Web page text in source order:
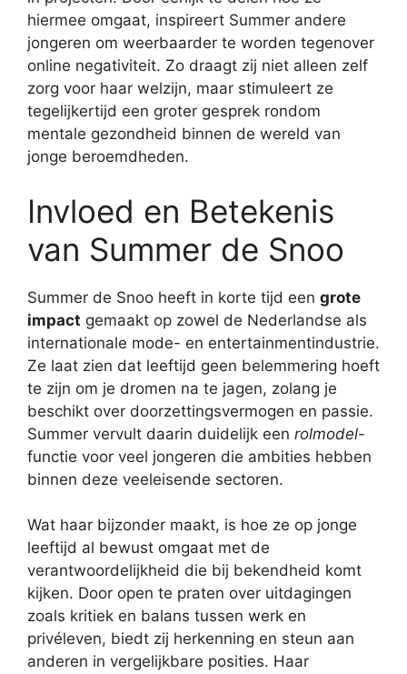
hiermee omgaat, inspireert Summer andere
jongeren om weerbaarder te worden tegenover
online negativiteit. Zo draagt zij niet alleen zelf
zorg voor haar welzijn, maar stimuleert ze
tegelijkertijd een groter gesprek rondom
mentale gezondheid binnen de wereld van
jonge beroemdheden.
Invloed en Betekenis
van Summer de Snoo
Summer de Snoo heeft in korte tijd een grote
impact gemaakt op zowel de Nederlandse als
internationale mode- en entertainmentindustrie.
Ze laat zien dat leeftijd geen belemmering hoeft
te zijn om je dromen na te jagen, zolang je
beschikt over doorzettingsvermogen en passie.
Summer vervult daarin duidelijk een rolmodel-
functie voor veel jongeren die ambities hebben
binnen deze veeleisende sectoren.
Wat haar bijzonder maakt, is hoe ze op jonge
leeftijd al bewust omgaat met de
verantwoordelijkheid die bij bekendheid komt
kijken. Door open te praten over uitdagingen
zoals kritiek en balans tussen werk en
privéleven, biedt zij herkenning en steun aan
anderen in vergelijkbare posities. Haar